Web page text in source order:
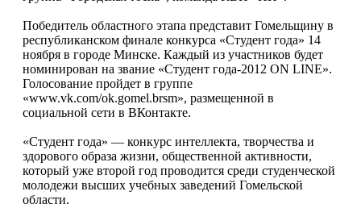
Победитель областного этапа представит Гомельщину в
республиканском финале конкурса «Студент года» 14
ноября в городе Минске. Каждый из участников будет
номинирован на звание «Студент года-2012 ON LINE».
Голосование пройдет в группе
«www.vk.com/ok.gomel.brsm», размещенной в
социальной сети в ВКонтакте.
«Студент года» — конкурс интеллекта, творчества и
здорового образа жизни, общественной активности,
который уже второй год проводится среди студенческой
молодежи высших учебных заведений Гомельской
области.